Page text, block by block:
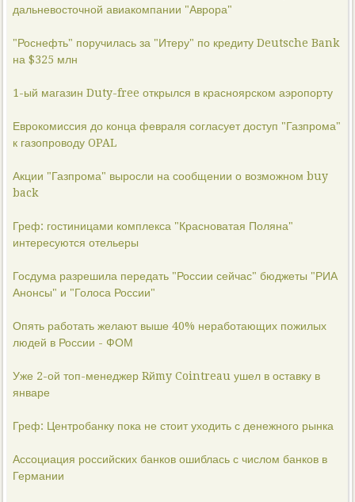
дальневосточной авиакомпании "Аврора"
"Роснефть" поручилась за "Итеру" по кредиту Deutsche Bank
на $325 млн
1-ый магазин Duty-free открылся в красноярском аэропорту
Еврокомиссия до конца февраля согласует доступ "Газпрома"
к газопроводу OPAL
Акции "Газпрома" выросли на сообщении о возможном buy
back
Греф: гостиницами комплекса "Красноватая Поляна"
интересуются отельеры
Госдума разрешила передать "России сейчас" бюджеты "РИА
Анонсы" и "Голоса России"
Опять работать желают выше 40% неработающих пожилых
людей в России - ФОМ
Уже 2-ой топ-менеджер Rйmy Cointreau ушел в оставку в
январе
Греф: Центробанку пока не стоит уходить с денежного рынка
Ассоциация российских банков ошиблась с числом банков в
Германии